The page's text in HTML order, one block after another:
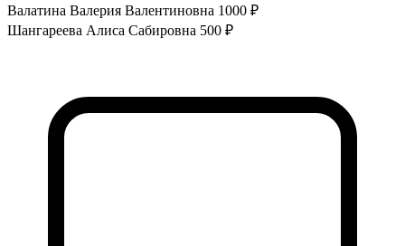
Валатина Валерия Валентиновна 1000 ₽
Шангареева Алиса Сабировна 500 ₽